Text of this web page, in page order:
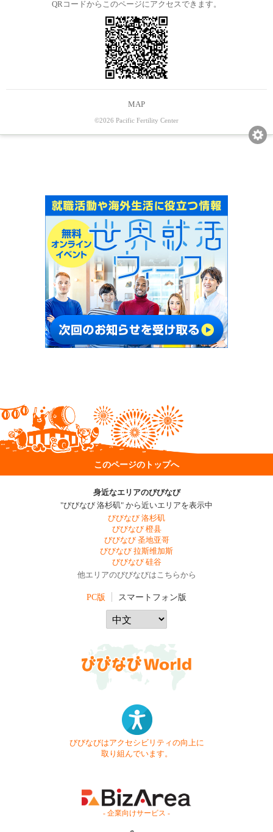
QRコードからこのページにアクセスできます。
MAP
©2026 Pacific Fertility Center
このページのトップへ
身近なエリアのびびなび
"びびなび 洛杉矶" から近いエリアを表示中
びびなび 洛杉矶
びびなび 橙县
びびなび 圣地亚哥
びびなび 拉斯维加斯
びびなび 硅谷
他エリアのびびなびはこちらから
PC版 スマートフォン版
びびなびはアクセシビリティの向上に
取り組んでいます。
- 企業向けサービス -